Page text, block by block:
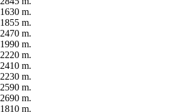
1630 m.
1855 m.
2470 m.
1990 m.
2220 m.
2410 m.
2230 m.
2590 m.
2690 m.
1810 m.